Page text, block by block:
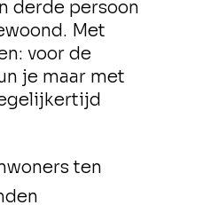
derde persoon
Met
voor de
je maar met
ten